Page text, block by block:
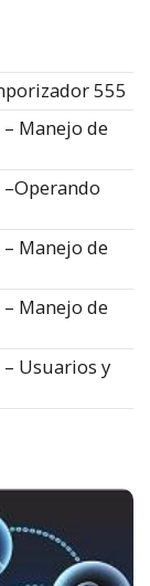
555
Manejo de
Manejo de
Manejo de
Usuarios y